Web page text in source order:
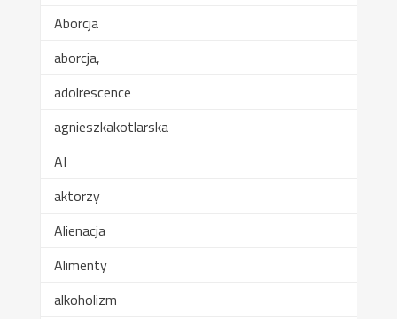
Aborcja
aborcja,
adolrescence
agnieszkakotlarska
AI
aktorzy
Alienacja
Alimenty
alkoholizm